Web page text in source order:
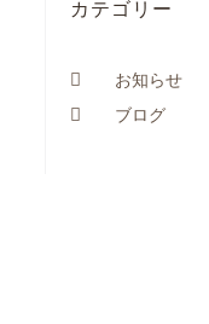
カテゴリー
お知らせ
ブログ